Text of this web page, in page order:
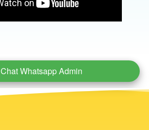
Chat Whatsapp Admin